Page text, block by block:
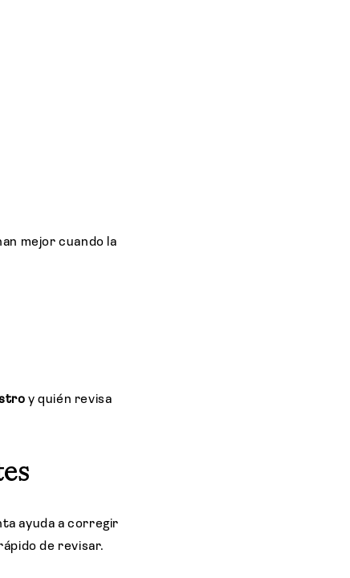
mejor cuando la
y quién revisa
ayuda a corregir
de revisar.